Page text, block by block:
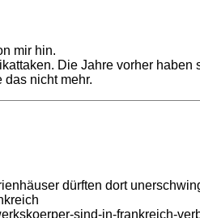
mir hin.
Die Jahre vorher
das nicht mehr.
dürften dort
sind-in-frankreich-